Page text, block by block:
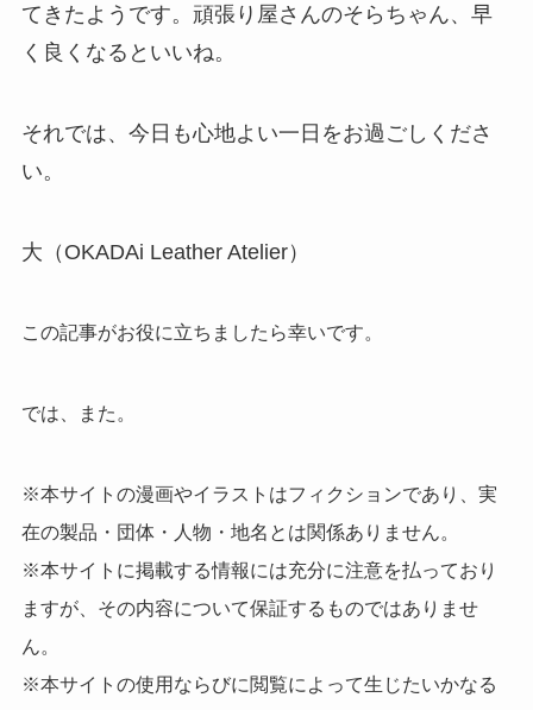
てきたようです。頑張り屋さんのそらちゃん、早
く良くなるといいね。
それでは、今日も心地よい一日をお過ごしくださ
い。
大（OKADAi Leather Atelier）
この記事がお役に立ちましたら幸いです。
では、また。
※本サイトの漫画やイラストはフィクションであり、実
在の製品・団体・人物・地名とは関係ありません。
※本サイトに掲載する情報には充分に注意を払っており
ますが、その内容について保証するものではありませ
ん。
※本サイトの使用ならびに閲覧によって生じたいかなる